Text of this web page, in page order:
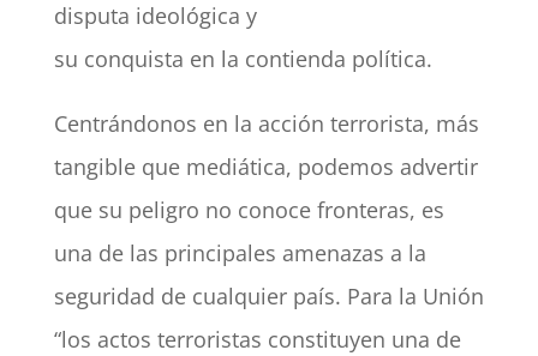
disputa ideológica y
su conquista en la contienda política.
Centrándonos en la acción terrorista, más
tangible que mediática, podemos advertir
que su peligro no conoce fronteras, es
una de las principales amenazas a la
seguridad de cualquier país. Para la Unión
“los actos terroristas constituyen una de